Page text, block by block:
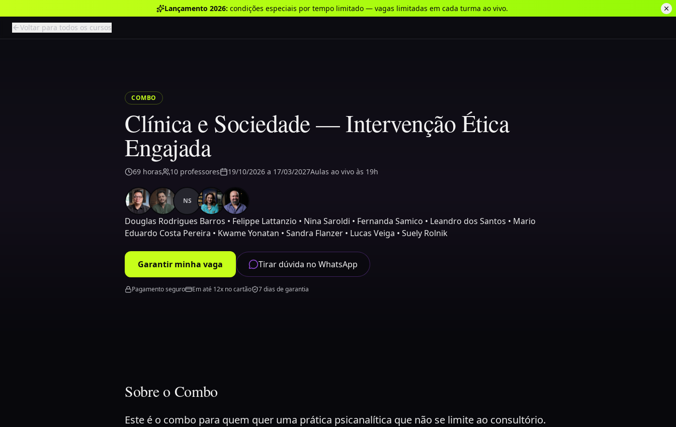
Lançamento 2026: condições especiais por tempo limitado — vagas limitadas em cada turma ao vivo.
Voltar para todos os cursos
COMBO
Clínica e Sociedade — Intervenção Ética
Engajada
69 horas 10 professores 19/10/2026 a 17/03/2027Aulas ao vivo às 19h
NS
Douglas Rodrigues Barros • Felippe Lattanzio • Nina Saroldi • Fernanda Samico • Leandro dos Santos • Mario
Eduardo Costa Pereira • Kwame Yonatan • Sandra Flanzer • Lucas Veiga • Suely Rolnik
Garantir minha vaga Tirar dúvida no WhatsApp
Pagamento seguro Em até 12x no cartão 7 dias de garantia
Sobre o Combo
Este é o combo para quem quer uma prática psicanalítica que não se limite ao consultório.